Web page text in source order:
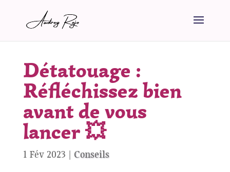
Détatouage :
Réfléchissez bien
avant de vous
lancer 💥
1 Fév 2023 | Conseils